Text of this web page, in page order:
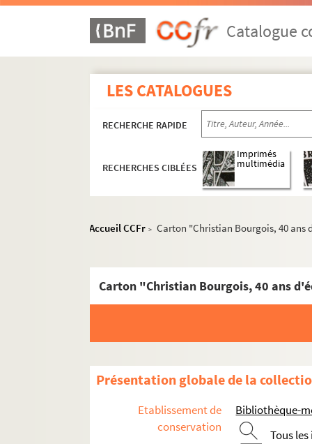
Catalogue
LES CATALOGUES
RECHERCHE RAPIDE
RECHERCHES CIBLÉES
Imprimés
multimédia
Accueil CCFr > Carton "Christian Bourgois, 40 ans
Carton "Christian Bourgois, 40 ans
Présentation globale de la
Etablissement de
conservation
Bibliothèque-
Tous